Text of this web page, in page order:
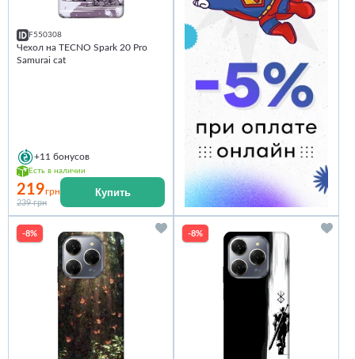
F550308
Чехол на TECNO Spark 20 Pro
Samurai cat
+11 бонусов
Есть в наличии
219грн
239 грн
Купить
-8% -8%